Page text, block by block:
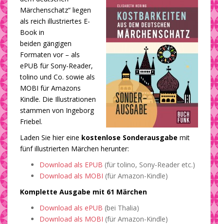
t
Märchenschatz“ liegen
als reich illustriertes E-
Book in
beiden gängigen
Formaten vor – als
ePUB für Sony-Reader,
tolino und Co. sowie als
MOBI für Amazons
Kindle. Die Illustrationen
stammen von Ingeborg
Friebel.
Laden Sie hier eine kostenlose Sonderausgabe mit
fünf illustrierten Märchen herunter:
Download als EPUB (für tolino, Sony-Reader etc.)
Download als MOBI (für Amazon-Kindle)
Komplette Ausgabe mit 61 Märchen
Download als ePUB (bei Thalia)
Download als MOBI (für Amazon-Kindle)